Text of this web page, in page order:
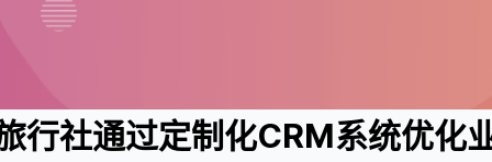
行社通过定制化CRM系统优化